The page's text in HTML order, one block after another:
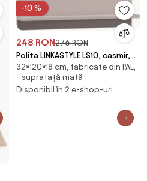
-10 %
248 RON276 RON
Polita LINKASTYLE LS10, casmir,
PAL laminat, 120x18x32 cm
32×120×18 cm, fabricate din PAL,
- suprafață mată
Disponibil în 2 e-shop-uri